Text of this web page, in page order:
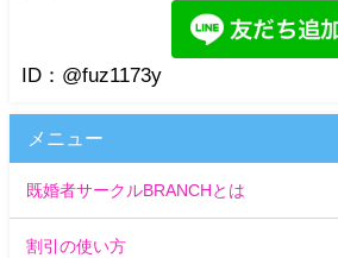
ID：@fuz1173y
メニュー
既婚者サークルBRANCHとは
割引の使い方